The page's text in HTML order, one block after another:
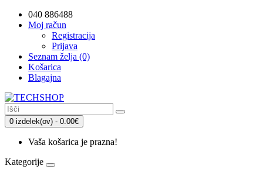
040 886488
Moj račun
Registracija
Prijava
Seznam želja (0)
Košarica
Blagajna
0 izdelek(ov) - 0.00€
Vaša košarica je prazna!
Kategorije